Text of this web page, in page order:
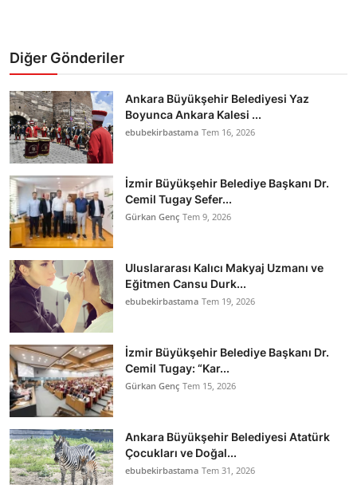
Diğer Gönderiler
Ankara Büyükşehir Belediyesi Yaz
Boyunca Ankara Kalesi ...
ebubekirbastama Tem 16, 2026
İzmir Büyükşehir Belediye Başkanı Dr.
Cemil Tugay Sefer...
Gürkan Genç Tem 9, 2026
Uluslararası Kalıcı Makyaj Uzmanı ve
Eğitmen Cansu Durk...
ebubekirbastama Tem 19, 2026
İzmir Büyükşehir Belediye Başkanı Dr.
Cemil Tugay: “Kar...
Gürkan Genç Tem 15, 2026
Ankara Büyükşehir Belediyesi Atatürk
Çocukları ve Doğal...
ebubekirbastama Tem 31, 2026